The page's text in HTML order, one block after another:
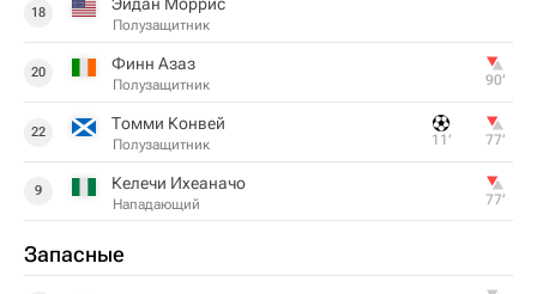
18
Полузащитник
20 Финн Азаз
Полузащитник 90‎’‎
22 Томми Конвей
Полузащитник 11‎’‎ 77‎’‎
9 Келечи Ихеаначо
Нападающий 77‎’‎
Запасные